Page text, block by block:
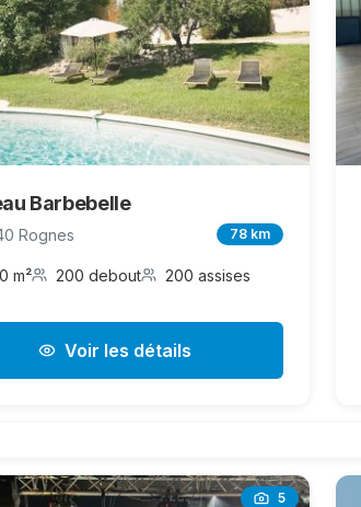
Barbebelle
Rognes 78 km
m² 200 debout 200 assises
Voir les détails
5